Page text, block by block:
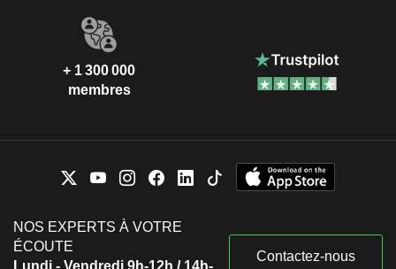
+ 1 300 000
membres
NOS EXPERTS À VOTRE
ÉCOUTE
Lundi - Vendredi 9h-12h / 14h-
Contactez-nous